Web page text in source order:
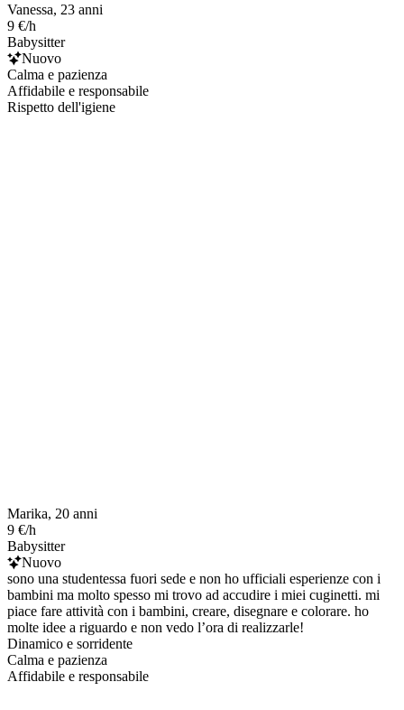
Vanessa, 23 anni
9 €/h
Babysitter
Nuovo
Calma e pazienza
Affidabile e responsabile
Rispetto dell'igiene
Marika, 20 anni
9 €/h
Babysitter
Nuovo
sono una studentessa fuori sede e non ho ufficiali esperienze con i
bambini ma molto spesso mi trovo ad accudire i miei cuginetti. mi
piace fare attività con i bambini, creare, disegnare e colorare. ho
molte idee a riguardo e non vedo l’ora di realizzarle!
Dinamico e sorridente
Calma e pazienza
Affidabile e responsabile